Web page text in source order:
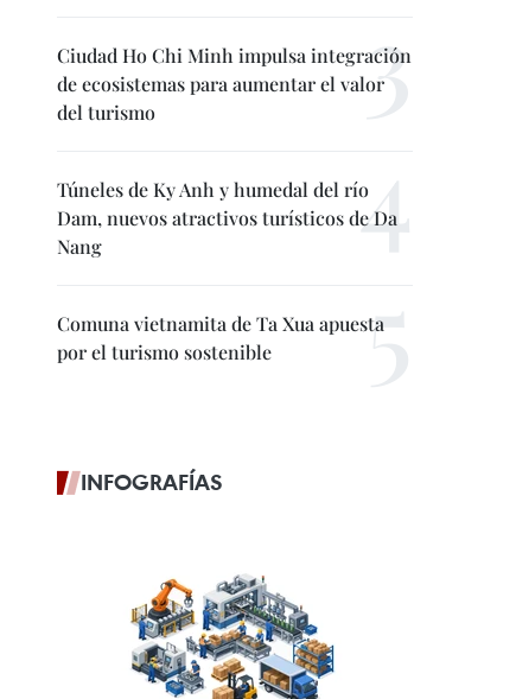
Ciudad Ho Chi Minh impulsa integración
de ecosistemas para aumentar el valor
del turismo
Túneles de Ky Anh y humedal del río
Dam, nuevos atractivos turísticos de Da
Nang
Comuna vietnamita de Ta Xua apuesta
por el turismo sostenible
INFOGRAFÍAS